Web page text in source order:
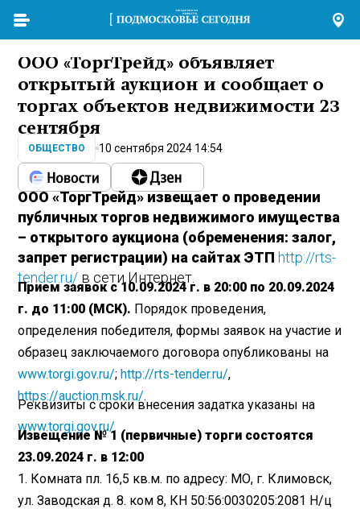
ООО «ТоргТрейд» объявляет
открытый аукцион и сообщает о
торгах объектов недвижимости 23
сентября
ОБЩЕСТВО 10 сентября 2024 14:54
ООО «ТоргТрейд» извещает о проведении
публичных торгов недвижимого имущества
– открытого аукциона (обременения: залог,
запрет регистрации) на сайтах ЭТП http://rts-
tender.ru/ в сети Интернет.
Прием заявок с 10.09.2024 г. в 20:00 по 20.09.2024
г. до 11:00 (МСК). Порядок проведения,
определения победителя, формы заявок на участие и
образец заключаемого договора опубликованы на
www.torgi.gov.ru/;http://rts-tender.ru/,
https://auction.msk.ru/.
Реквизиты с сроки внесения задатка указаны на
www.torgi.gov.ru/
Извещение № 1 (первичные) торги состоятся
23.09.2024 г. в 12:00
1. Комната пл. 16,5 кв.м. по адресу: МО, г. Климовск,
ул. Заводская д. 8. ком 8, КН 50:56:0030205:2081 Н/ц